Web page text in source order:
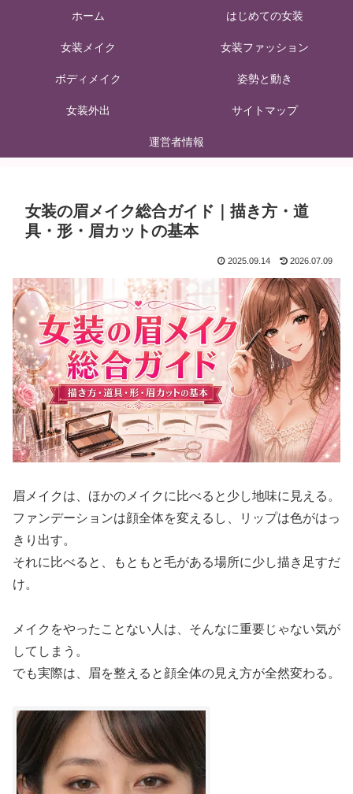
ホーム はじめての女装
女装メイク 女装ファッション
ボディメイク 姿勢と動き
女装外出 サイトマップ
運営者情報
女装の眉メイク総合ガイド｜描き方・道
具・形・眉カットの基本
2025.09.14 2026.07.09
眉メイクは、ほかのメイクに比べると少し地味に見える。
ファンデーションは顔全体を変えるし、リップは色がはっ
きり出す。
それに比べると、もともと毛がある場所に少し描き足すだ
け。
メイクをやったことない人は、そんなに重要じゃない気が
してしまう。
でも実際は、眉を整えると顔全体の見え方が全然変わる。